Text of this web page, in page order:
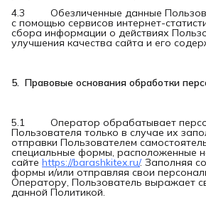
4.3 Обезличенные данные
с помощью сервисов интернет-
сбора информации о действиях
улучшения качества сайта и его
5.  Правовые основания обработки
5.1 Оператор обрабатывает
Пользователя только в случае их
отправки Пользователем
специальные формы, расположенные
сайте https://barashkitex.ru/. Заполняя
формы и/или отправляя свои
Оператору, Пользователь выражает
данной Политикой.